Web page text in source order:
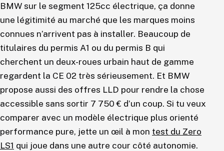
BMW sur le segment 125cc électrique, ça donne
une légitimité au marché que les marques moins
connues n’arrivent pas à installer. Beaucoup de
titulaires du permis A1 ou du permis B qui
cherchent un deux-roues urbain haut de gamme
regardent la CE 02 très sérieusement. Et BMW
propose aussi des offres LLD pour rendre la chose
accessible sans sortir 7 750 € d’un coup. Si tu veux
comparer avec un modèle électrique plus orienté
performance pure, jette un œil à mon test du Zero
LS1 qui joue dans une autre cour côté autonomie.